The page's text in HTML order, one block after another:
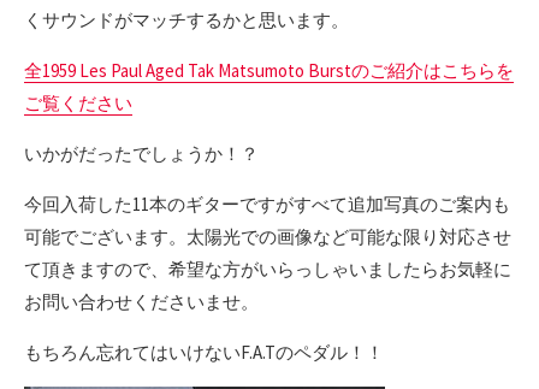
くサウンドがマッチするかと思います。
全1959 Les Paul Aged Tak Matsumoto Burstのご紹介はこちらを
ご覧ください
いかがだったでしょうか！？
今回入荷した11本のギターですがすべて追加写真のご案内も
可能でございます。太陽光での画像など可能な限り対応させ
て頂きますので、希望な方がいらっしゃいましたらお気軽に
お問い合わせくださいませ。
もちろん忘れてはいけないF.A.Tのペダル！！